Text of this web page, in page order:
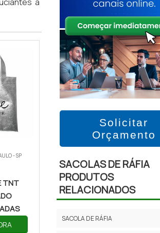
a
- SP
TNT
Solicitar
Orçamento
SACOLAS DE RÁFIA
PRODUTOS
RELACIONADOS
SACOLA DE RÁFIA